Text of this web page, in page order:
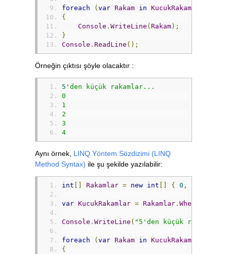
foreach ( var Rakam in KucukRakamlar
{
Console . WriteLine ( Rakam);
}
Console . ReadLine ();
Örneğin çıktısı şöyle olacaktır :
5 'den küçük rakamlar...
0
1
2
3
4
Aynı örnek, LINQ Yöntem Sözdizimi (LINQ
Method Syntax) ile şu şekilde yazılabilir:
int Rakamlar = new int { 0 ,
var KucukRakamlar = Rakamlar . Where
Console . WriteLine ( "5'den küçük
foreach ( var Rakam in KucukRakamlar
{